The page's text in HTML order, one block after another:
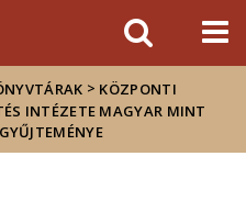
> KÖZPONTI
INTÉZETE MAGYAR MINT